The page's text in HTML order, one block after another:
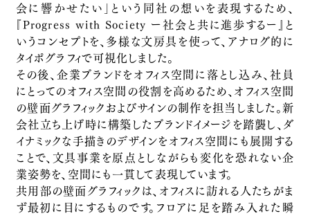
西日本旅客鉄道株式会社
Brand Promotion
「ジェイウェストカード」ブランドプロモーショ
西日本旅客鉄道株式会社
Brand Promotion
「CDエナジー」コーポレートリブランディング
株式会社CDエナジーダイレクト
Corporate Branding
文化庁「コンテンツドリブン成長戦略WG 提
言案」
会に響かせたい」という同社の想いを表現するため、
『Progress with Society ー社会と共に進歩するー』と
いうコンセプトを、多様な文房具を使って、アナログ的に
タイポグラフィで可視化しました。
その後、企業ブランドをオフィス空間に落とし込み、社員
にとってのオフィス空間の役割を高めるため、オフィス空間
の壁面グラフィックおよびサインの制作を担当しました。新
会社立ち上げ時に構築したブランドイメージを踏襲し、ダ
イナミックな手描きのデザインをオフィス空間にも展開する
ことで、文具事業を原点としながらも変化を恐れない企
業姿勢を、空間にも一貫して表現しています。
共用部の壁面グラフィックは、オフィスに訪れる人たちがま
ず最初に目にするものです。フロアに足を踏み入れた瞬